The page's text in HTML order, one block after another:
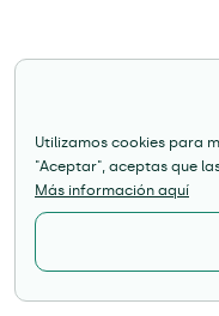
Utilizamos cookies para
"Aceptar", aceptas que
Más información aquí